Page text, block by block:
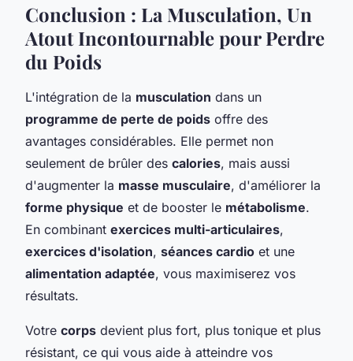
Conclusion : La Musculation, Un
Atout Incontournable pour Perdre
du Poids
L'intégration de la musculation dans un
programme de perte de poids offre des
avantages considérables. Elle permet non
seulement de brûler des calories, mais aussi
d'augmenter la masse musculaire, d'améliorer la
forme physique et de booster le métabolisme.
En combinant exercices multi-articulaires,
exercices d'isolation, séances cardio et une
alimentation adaptée, vous maximiserez vos
résultats.
Votre corps devient plus fort, plus tonique et plus
résistant, ce qui vous aide à atteindre vos